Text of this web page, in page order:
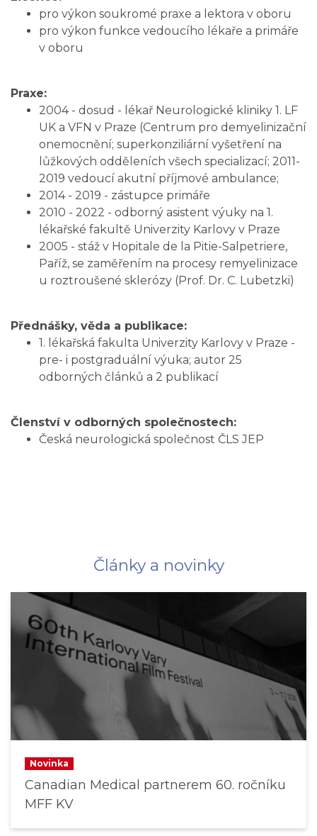
pro výkon soukromé praxe a lektora v oboru
pro výkon funkce vedoucího lékaře a primáře
v oboru
Praxe:
2004 - dosud - lékař Neurologické kliniky 1. LF
UK a VFN v Praze (Centrum pro demyelinizační
onemocnění; superkonziliární vyšetření na
lůžkových odděleních všech specializací; 2011-
2019 vedoucí akutní příjmové ambulance;
2014 - 2019 - zástupce primáře
2010 - 2022 - odborný asistent výuky na 1.
lékařské fakultě Univerzity Karlovy v Praze
2005 - stáž v Hopitale de la Pitie-Salpetriere,
Paříž, se zaměřením na procesy remyelinizace
u roztroušené sklerózy (Prof. Dr. C. Lubetzki)
Přednášky, věda a publikace:
1. lékařská fakulta Univerzity Karlovy v Praze -
pre- i postgraduální výuka; autor 25
odborných článků a 2 publikací
Členství v odborných společnostech:
Česká neurologická společnost ČLS JEP
Články a novinky
Novinka
Canadian Medical partnerem 60. ročníku
MFF KV